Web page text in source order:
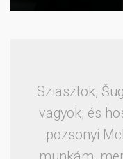
Sziasztok,
vagyok, és
pozsonyi